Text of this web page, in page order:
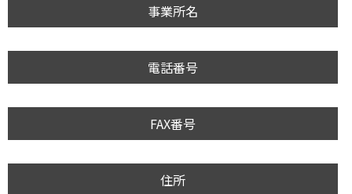
事業所名
電話番号
FAX番号
住所